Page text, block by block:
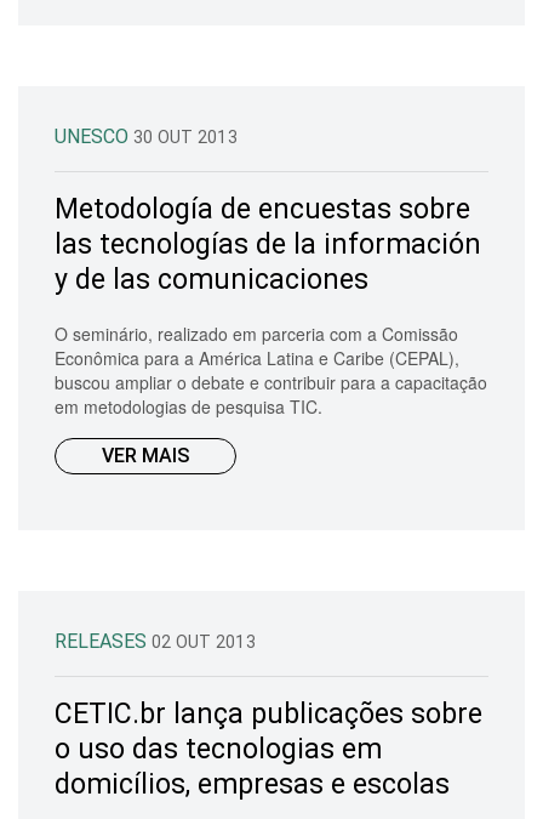
UNESCO 30 OUT 2013
Metodología de encuestas sobre
las tecnologías de la información
y de las comunicaciones
O seminário, realizado em parceria com a Comissão
Econômica para a América Latina e Caribe (CEPAL),
buscou ampliar o debate e contribuir para a capacitação
em metodologias de pesquisa TIC.
VER MAIS
RELEASES 02 OUT 2013
CETIC.br lança publicações sobre
o uso das tecnologias em
domicílios, empresas e escolas